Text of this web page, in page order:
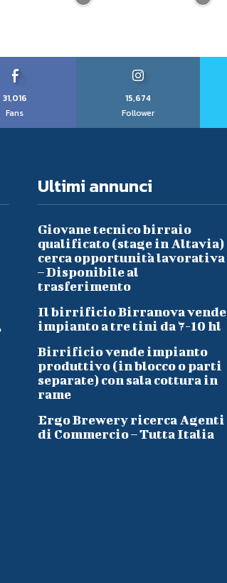
31,016
Fans
15,674
Follower
Ultimi annunci
Giovane tecnico birraio
qualificato (stage in Altavia)
cerca opportunità lavorativa
– Disponibile al
trasferimento
Il birrificio Birranova vende
impianto a tre tini da 7-10 hl
Birrificio vende impianto
produttivo (in blocco o parti
separate) con sala cottura in
rame
Ergo Brewery ricerca Agenti
di Commercio – Tutta Italia